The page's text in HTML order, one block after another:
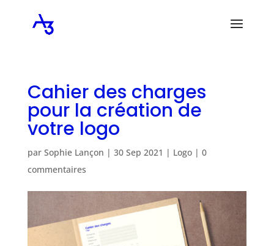
Cahier des charges
pour la création de
votre logo
par Sophie Lançon | 30 Sep 2021 | Logo| 0
commentaires